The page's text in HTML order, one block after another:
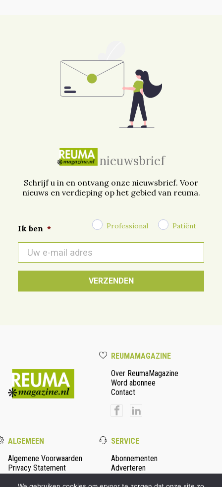
nieuwsbrief
Schrijf u in en ontvang onze nieuwsbrief. Voor
nieuws en verdieping op het gebied van reuma.
Ik ben * Professional Patiënt
mail
*
REUMAMAGAZINE
Over ReumaMagazine
Word abonnee
Contact
ALGEMEEN
Algemene Voorwaarden
Privacy Statement
SERVICE
Abonnementen
Adverteren